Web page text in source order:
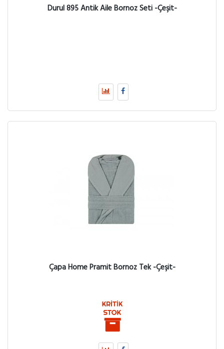
Durul 895 Antik Aile Bornoz Seti -Çeşit-
Çapa Home Pramit Bornoz Tek -Çeşit-